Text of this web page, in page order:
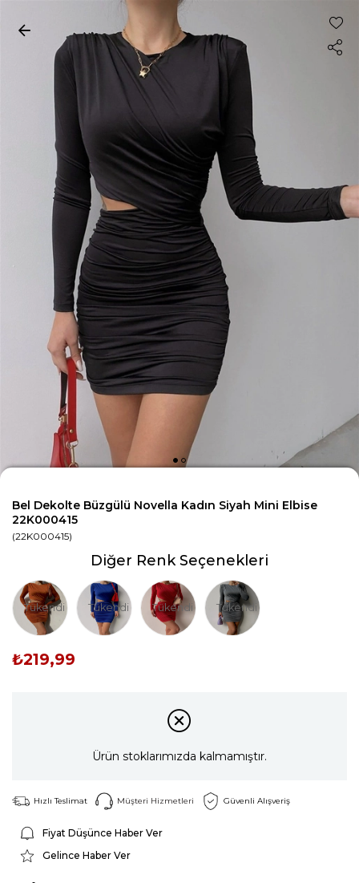
Bel Dekolte Büzgülü Novella Kadın Siyah Mini Elbise
22K000415
(22K000415)
Diğer Renk Seçenekleri
Tükendi Tükendi Tükendi Tükendi
₺219,99
Ürün stoklarımızda kalmamıştır.
Hızlı Teslimat Müşteri Hizmetleri Güvenli Alışveriş
Fiyat Düşünce Haber Ver
Gelince Haber Ver